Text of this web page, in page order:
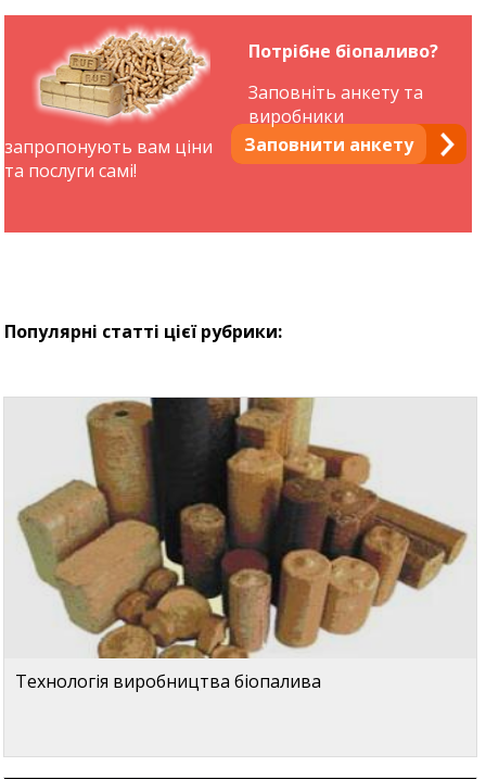
Потрібне біопаливо?
Заповнити анкету
Заповніть анкету та
виробники
запропонують вам ціни
та послуги самі!
Популярні статті цієї рубрики:
Технологія виробництва біопалива